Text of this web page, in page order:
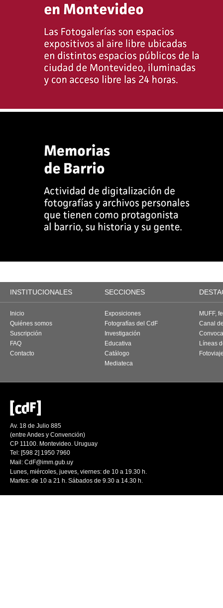
INSTITUCIONALES SECCIONES
Inicio
Quiénes somos
Suscripción
FAQ
Contacto
Exposiciones
Fotografías del CdF
Investigación
Educativa
Catálogo
Mediateca
MUFF,
Canal
Líneas
Av. 18 de Julio 885
(entre Andes y Convención)
CP 11100. Montevideo. Uruguay
Tel: [598 2] 1950 7960
Mail: CdF@imm.gub.uy
Lunes, miércoles, jueves, viernes: de 10 a 19.30 h.
Martes: de 10 a 21 h. Sábados de 9.30 a 14.30 h.